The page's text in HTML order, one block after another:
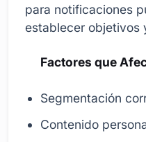
para notificaciones
establecer objetivos
Factores que
Segmentación
Contenido